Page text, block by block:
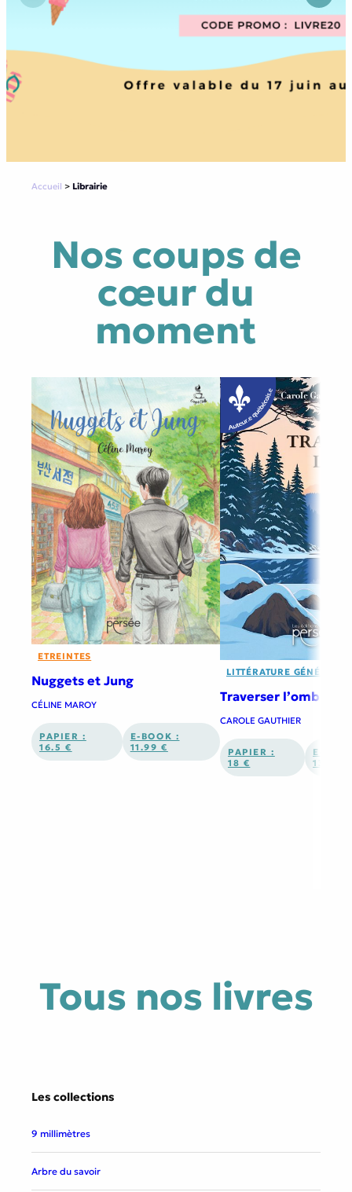
Précédent Suivant
Accueil > Librairie
Nos coups de
cœur du
moment
ETREINTES
Nuggets et Jung
CÉLINE MAROY
PAPIER :
16.5 €
E-BOOK :
11.99 €
LITTÉRATURE GÉNÉRALE
Traverser l’ombre
CAROLE GAUTHIER
PAPIER :
18 €
E-
13.99 €
Tous nos livres
Les collections
9 millimètres
Arbre du savoir